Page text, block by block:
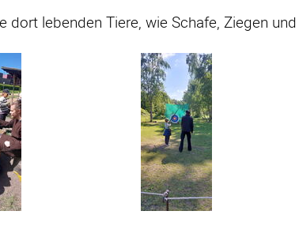
dort lebenden Tiere, wie Schafe, Ziegen